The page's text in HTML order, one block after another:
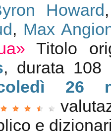
Howard
, Max
Titolo
, durata
26
e